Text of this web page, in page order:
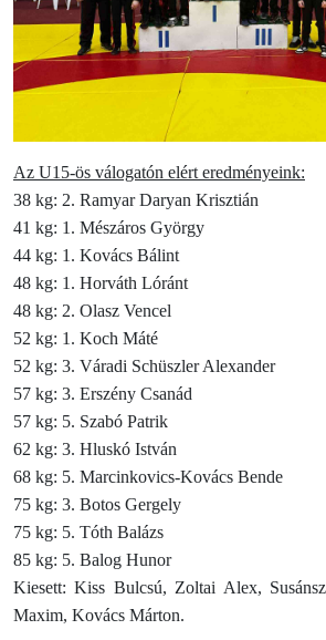
Az U15-ös válogatón elért eredményeink:
38 kg: 2. Ramyar Daryan Krisztián
41 kg: 1. Mészáros György
44 kg: 1. Kovács Bálint
48 kg: 1. Horváth Lóránt
48 kg: 2. Olasz Vencel
52 kg: 1. Koch Máté
52 kg: 3. Váradi Schüszler Alexander
57 kg: 3. Erszény Csanád
57 kg: 5. Szabó Patrik
62 kg: 3. Hluskó István
68 kg: 5. Marcinkovics-Kovács Bende
75 kg: 3. Botos Gergely
75 kg: 5. Tóth Balázs
85 kg: 5. Balog Hunor
Kiesett: Kiss Bulcsú, Zoltai Alex,
Maxim, Kovács Márton.